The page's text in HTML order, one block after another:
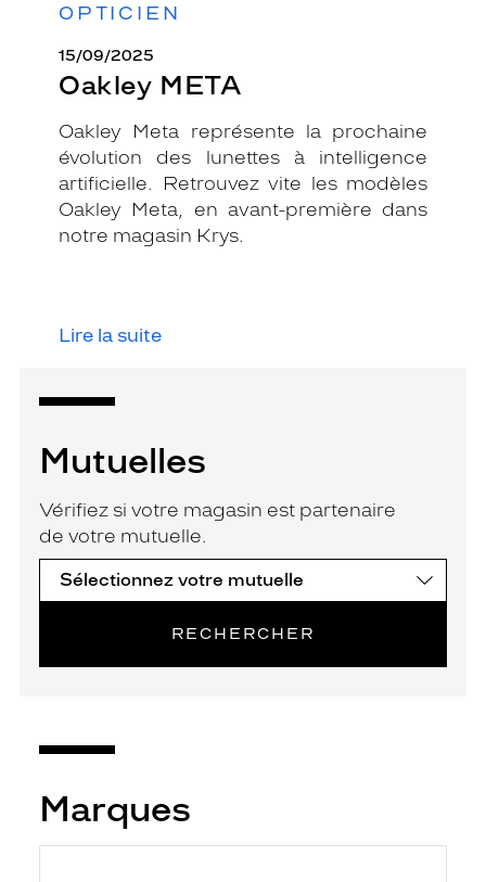
OPTICIEN
15/09/2025
Oakley META
Oakley Meta représente la prochaine
évolution des lunettes à intelligence
artificielle. Retrouvez vite les modèles
Oakley Meta, en avant-première dans
notre magasin Krys.
Lire la suite
Mutuelles
Vérifiez si votre magasin est partenaire
de votre mutuelle.
RECHERCHER
Marques